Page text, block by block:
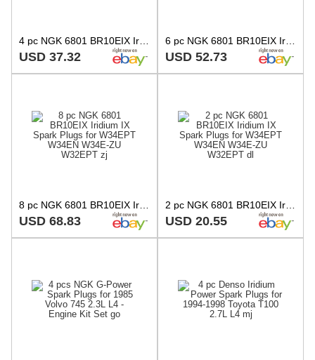
4 pc NGK 6801 BR10EIX Iridium IX Spark Plugs for W34EPT W34EN W34E-ZU W32EPT uo
USD 37.32 USD 52.73
8 pc NGK 6801 BR10EIX Iridium IX Spark Plugs for W34EPT W34EN W34E-ZU W32EPT zj
USD 68.83 USD 20.55